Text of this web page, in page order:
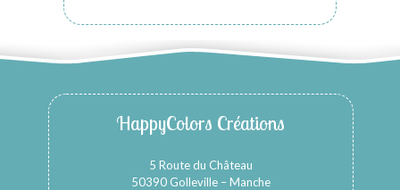
HappyColors Créations
5 Route du Château
50390 Golleville – Manche